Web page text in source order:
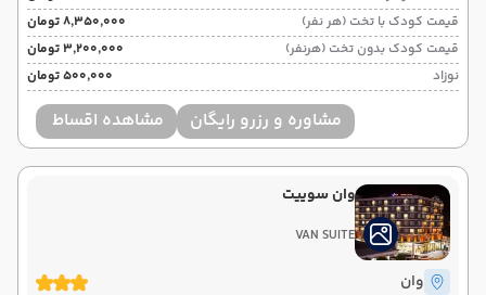
قیمت کودک با تخت (هر نفر)
۸٬۳۵۰٬۰۰۰ تومان
قیمت کودک بدون تخت (هرنفر)
۳٬۲۰۰٬۰۰۰ تومان
نوزاد
۵۰۰٬۰۰۰ تومان
مشاوره و رزرو رایگان مشاهده اقساط
وان سوییت
VAN SUITE
وان